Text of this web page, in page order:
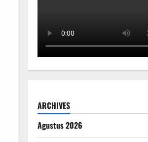
ARCHIVES
Agustus 2026